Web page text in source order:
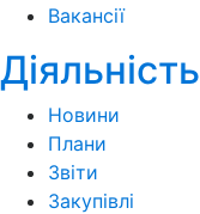
Вакансії
Діяльність
Новини
Плани
Звіти
Закупівлі